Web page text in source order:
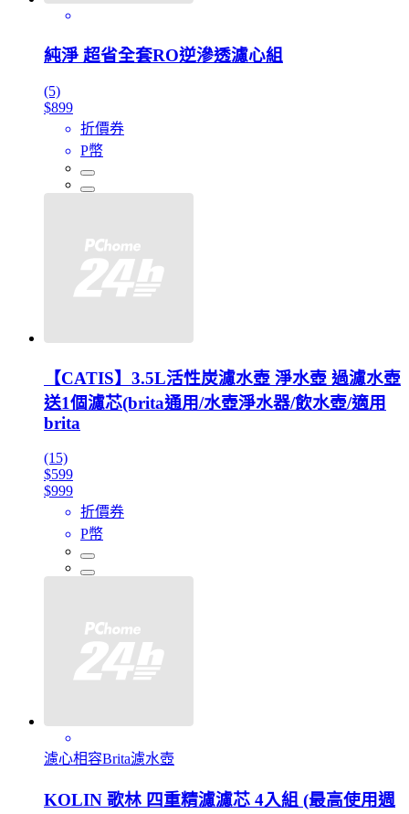
純淨 超省全套RO逆滲透濾心組
(5)
$899
折價券
P幣
【CATIS】3.5L活性炭濾水壺 淨水壺 過濾水壺
送1個濾芯(brita通用/水壺淨水器/飲水壺/適用
brita
(15)
$599
$999
折價券
P幣
濾心相容Brita濾水壺
KOLIN 歌林 四重精濾濾芯 4入組 (最高使用週